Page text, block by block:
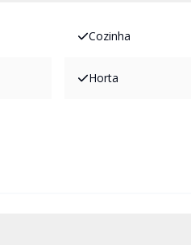
Cozinha
Horta